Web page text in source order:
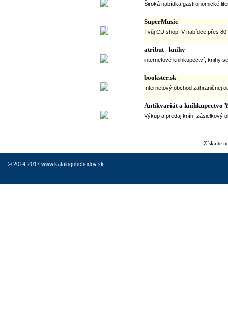
Široká nabídka gastronomické
SuperMusic
Tvůj CD shop. V nabídce přes
atribut - knihy
internetové knihkupectví, knihy
bookster.sk
Internetový obchod zahraničnej
Antikvariát a kníhkupectvo
Výkup a predaj kníh, zásielkový
Získajte
© 2014-2017 www.katalogobchodov.sk